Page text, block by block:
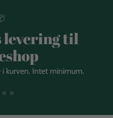
til
kurven. Intet minimum.